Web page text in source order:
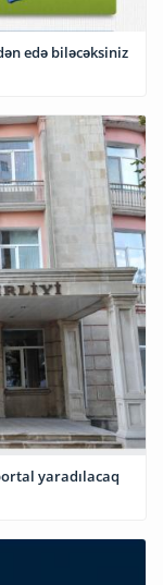
edə biləcəksiniz
yaradılacaq